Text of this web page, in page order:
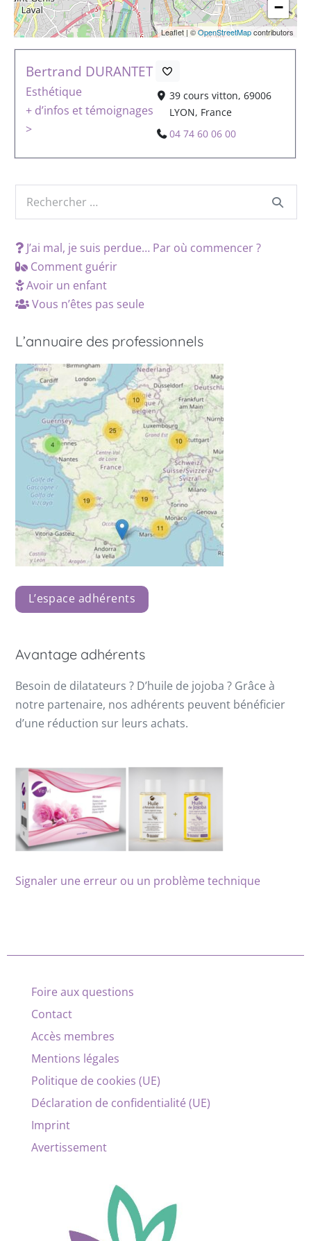
Bertrand DURANTET
Esthétique
+ d’infos et témoignages
>
39 cours vitton, 69006
LYON, France
04 74 60 06 00
−
Leaflet |©OpenStreetMapcontributors
J’ai mal, je suis perdue… Par où commencer ?
Comment guérir
Avoir un enfant
Vous n’êtes pas seule
L’annuaire des professionnels
L’espace adhérents
Avantage adhérents
Besoin de dilatateurs ? D’huile de jojoba ? Grâce à
notre partenaire, nos adhérents peuvent bénéficier
d’une réduction sur leurs achats.
Signaler une erreur ou un problème technique
Foire aux questions
Contact
Accès membres
Mentions légales
Politique de cookies (UE)
Déclaration de confidentialité (UE)
Imprint
Avertissement